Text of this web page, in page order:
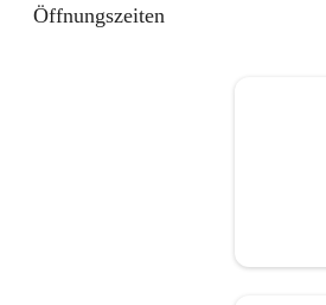
Öffnungszeiten